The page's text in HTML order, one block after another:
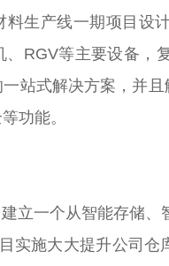
料生产线一期项目设
RGV等主要设备，
站式解决方案，并
功能。
一个从智能存储、
施大大提升公司仓